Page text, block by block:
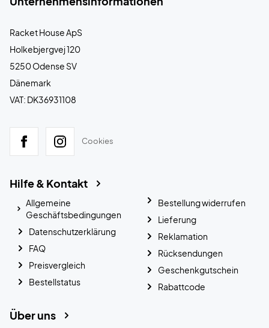
Racket House ApS
Holkebjergvej 120
5250 Odense SV
Dänemark
VAT: DK36931108
Cookies
Hilfe & Kontakt
Allgemeine
Geschäftsbedingungen
Datenschutzerklärung
FAQ
Preisvergleich
Bestellstatus
Bestellung widerrufen
Lieferung
Reklamation
Rücksendungen
Geschenkgutschein
Rabattcode
Über uns